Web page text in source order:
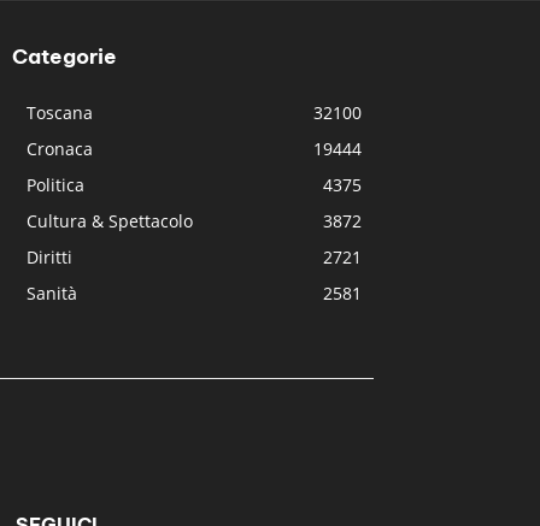
Categorie
Toscana
32100
Cronaca
19444
Politica
4375
Cultura & Spettacolo
3872
Diritti
2721
Sanità
2581